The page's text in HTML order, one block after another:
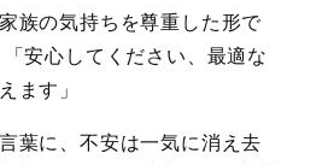
族の気持ちを尊重した形で
安心してください、最適な
ます」
葉に、不安は一気に消え去